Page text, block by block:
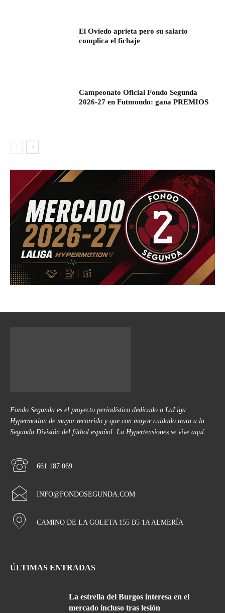
El Oviedo aprieta pero su salario
complica el fichaje
Campeonato Oficial Fondo Segunda
2026-27 en Futmondo: gana PREMIOS
Fondo Segunda es el proyecto periodístico dedicado a LaLiga
Hypermotion de mayor recorrido y que con mayor cuidado trata a la
Segunda División del fútbol español. La Hypertensiones se vive aquí.
661 187 069
INFO@FONDOSEGUNDA.COM
CAMINO DE LA GOLETA 155 B5 1A ALMERÍA
ÚLTIMAS ENTRADAS
La estrella del Burgos interesa en el
mercado incluso tras lesión